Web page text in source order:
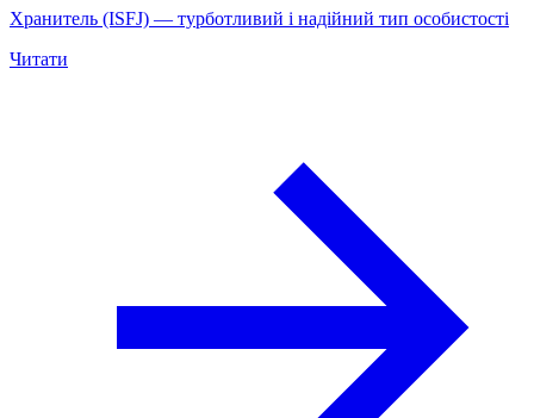
Хранитель (ISFJ) — турботливий і надійний тип особистості
Читати